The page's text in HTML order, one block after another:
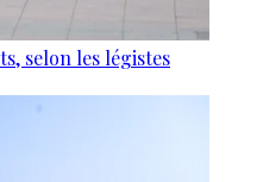
selon les légistes